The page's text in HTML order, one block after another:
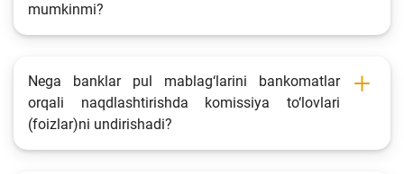
mumkinmi?
Nega banklar pul mablag‘larini bankomatlar
orqali naqdlashtirishda komissiya to‘lovlari
(foizlar)ni undirishadi?